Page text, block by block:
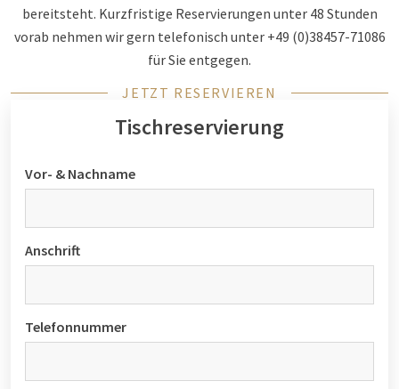
bereitsteht. Kurzfristige Reservierungen unter 48 Stunden
vorab nehmen wir gern telefonisch unter +49 (0)38457-71086
für Sie entgegen.
JETZT RESERVIEREN
Tischreservierung
Vor- & Nachname
Anschrift
Telefonnummer